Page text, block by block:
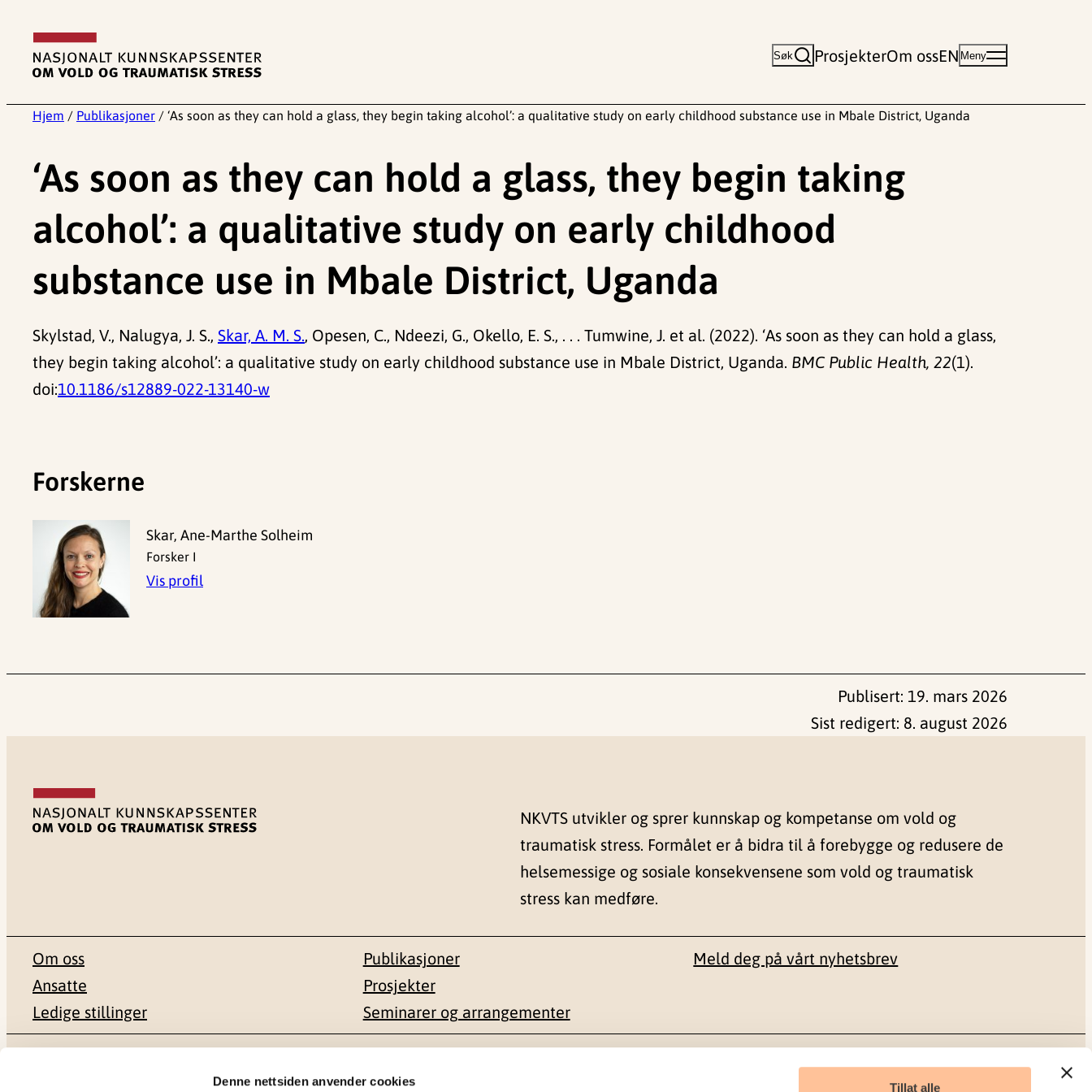
Denne nettsiden anvender cookies Tillat alle
innhold
Søk ProsjekterOm ossEN Meny
Hjem / Publikasjoner / ‘As soon as they can hold a glass, they begin taking alcohol’: a qualitative study on early childhood substance use in Mbale District, Uganda
‘As soon as they can hold a glass, they begin taking
alcohol’: a qualitative study on early childhood
substance use in Mbale District, Uganda
Skylstad, V., Nalugya, J. S., Skar, A. M. S., Opesen, C., Ndeezi, G., Okello, E. S., . . . Tumwine, J. et al. (2022). ‘As soon as they can hold a glass,
they begin taking alcohol’: a qualitative study on early childhood substance use in Mbale District, Uganda. BMC Public Health, 22(1).
doi:10.1186/s12889-022-13140-w
Forskerne
Skar, Ane-Marthe Solheim
Forsker I
Vis profil
Publisert: 19. mars 2026
Sist redigert: 8. august 2026
NKVTS utvikler og sprer kunnskap og kompetanse om vold og
traumatisk stress. Formålet er å bidra til å forebygge og redusere de
helsemessige og sosiale konsekvensene som vold og traumatisk
stress kan medføre.
Om oss
Ansatte
Ledige stillinger
Publikasjoner
Prosjekter
Seminarer og arrangementer
Meld deg på vårt nyhetsbrev
Besøksadresse Sosiale medier